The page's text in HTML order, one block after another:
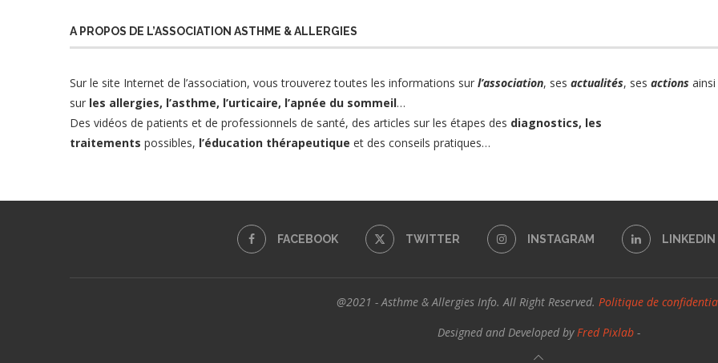
A PROPOS DE L’ASSOCIATION ASTHME & ALLERGIES
Sur le site Internet de l’association, vous trouverez toutes les informations sur l’association, ses actualités, ses actions
sur les allergies, l’asthme, l’urticaire, l’apnée du sommeil…
Des vidéos de patients et de professionnels de santé, des articles sur les étapes des diagnostics, les
traitements possibles, l’éducation thérapeutique et des conseils pratiques…
FACEBOOK TWITTER INSTAGRAM LINKEDIN
@2021 - Asthme & Allergies Info. All Right Reserved. Politique de
Designed and Developed byFred Pixlab-